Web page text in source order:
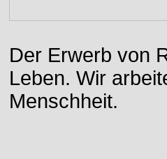
Der Erwerb von
Leben. Wir
Menschheit.